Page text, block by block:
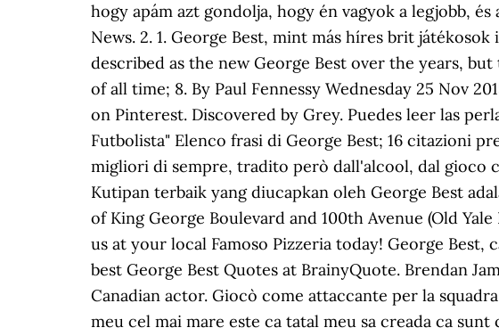
hogy apám azt gondolja, hogy én vagyok a legjobb,
News. 2. 1. George Best, mint más híres brit
described as the new George Best over the years,
of all time; 8. By Paul Fennessy Wednesday 25 Nov
on Pinterest. Discovered by Grey. Puedes leer las
Futbolista" Elenco frasi di George Best; 16 citazioni
migliori di sempre, tradito però dall'alcool, dal gioco
Kutipan terbaik yang diucapkan oleh George Best
of King George Boulevard and 100th Avenue (Old
us at your local Famoso Pizzeria today! George
best George Best Quotes at BrainyQuote. Brendan
Canadian actor. Giocò come attaccante per la
meu cel mai mare este ca tatal meu sa creada ca